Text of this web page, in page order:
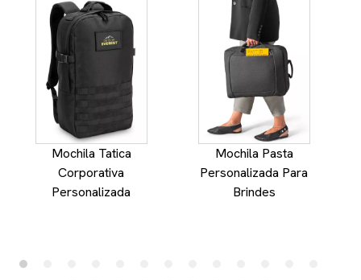
Mochila Tatica
Corporativa
Personalizada
Mochila Pasta
Personalizada Para
Brindes